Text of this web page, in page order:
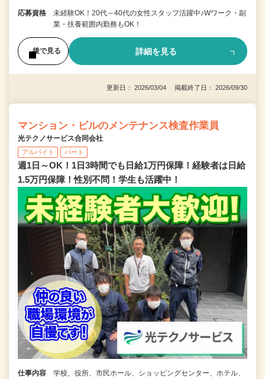
応募資格
未経験OK！20代～40代の女性スタッフ活躍中♪Wワーク・副
業・扶養範囲内勤務もOK！
後で見る 詳細を見る
更新日： 2026/03/04 掲載終了日： 2026/09/30
マンション・ビルのメンテナンス検査作業員
光テクノサービス合同会社
アルバイト パート
週1日～OK！1日3時間でも日給1万円保障！経験者は日給
1.5万円保障！性別不問！学生も活躍中！
仕事内容
学校、役所、市民ホール、ショッピングセンター、ホテル、